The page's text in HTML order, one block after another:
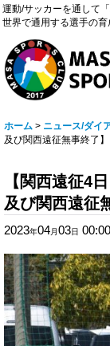
運動/サッカーを通して「
世界で通用する選手の育
ホーム > ニュース/ダイ
及び関西遠征無事終了】
【関西遠征4
及び関西遠征
2023年04月 03日 00:00